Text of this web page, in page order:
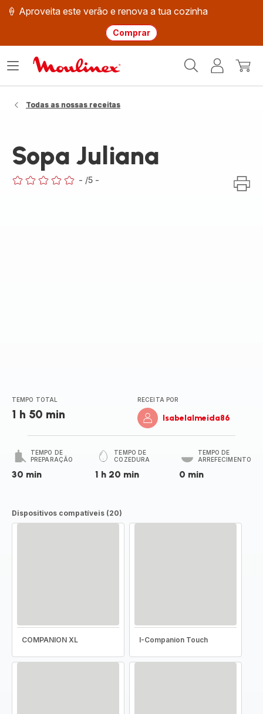
🍦 Aproveita este verão e renova a tua cozinha
Comprar
Moulinex
O
Abrir
Todas as nossas receitas
Sopa Juliana
- /5 -
TEMPO TOTAL
1 h 50 min
RECEITA POR
Isabelalmeida86
TEMPO DE
PREPARAÇÃO
30 min
TEMPO DE
COZEDURA
1 h 20 min
TEMPO DE
ARREFECIMENTO
0 min
Dispositivos compatíveis (20)
COMPANION XL I-Companion Touch